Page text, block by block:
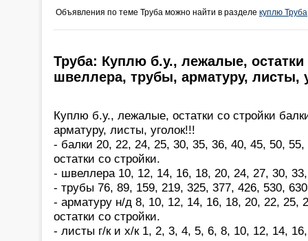
Объявления по теме Труба можно найти в разделе куплю Труба
Труба: Куплю б.у., лежалые, остатки
швеллера, трубы, арматуру, листы,
Куплю б.у., лежалые, остатки со стройки
арматуру, листы, уголок!!!
- балки 20, 22, 24, 25, 30, 35, 36, 40, 45, 50,
остатки со стройки.
- швеллера 10, 12, 14, 16, 18, 20, 24, 27, 30,
- трубы 76, 89, 159, 219, 325, 377, 426, 530,
- арматуру н/д 8, 10, 12, 14, 16, 18, 20, 22, 25,
остатки со стройки.
- листы г/к и х/к 1, 2, 3, 4, 5, 6, 8, 10, 12, 14,